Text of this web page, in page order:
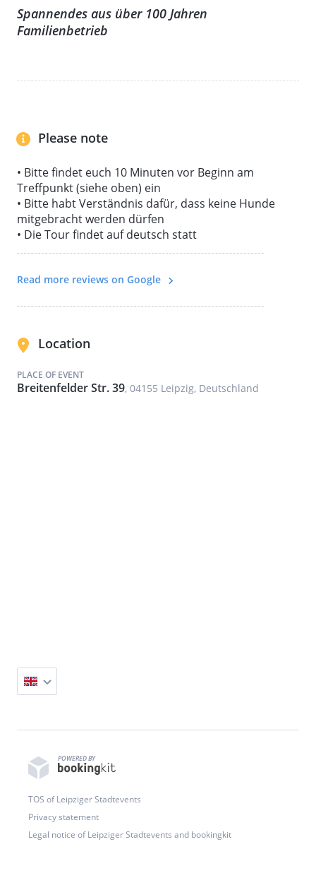
Probiere verschiedene Käsesorten und genieße dazu
ein Glas Wein. Entdecke die Vielfalt und den
regionale Spezialitäten erfahren möchten.
Spannendes aus über 100 Jahren
Familienbetrieb
Please note
• Bitte findet euch 10 Minuten vor Beginn am
Treffpunkt (siehe oben) ein
• Bitte habt Verständnis dafür, dass keine Hunde
mitgebracht werden dürfen
• Die Tour findet auf deutsch statt
Read more reviews on Google
Location
PLACE OF EVENT
Breitenfelder Str. 39, 04155 Leipzig, Deutschland
POWERED BY
TOS of Leipziger Stadtevents
Privacy statement
Legal notice of Leipziger Stadtevents and bookingkit